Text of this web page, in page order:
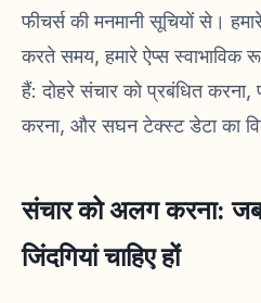
फीचर्स की मनमानी सूचियों से।
करते समय, हमारे ऐप्स स्वाभाविक
हैं: दोहरे संचार को प्रबंधित करना,
करना, और सघन टेक्स्ट डेटा का
संचार को अलग करना: जब
जिंदगियां चाहिए हों